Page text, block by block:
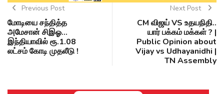
Previous Post
மோடியை சந்தித்த
அமேசான் சிஇஓ...
இந்தியாவில் ரூ.1.08
லட்சம் கோடி முதலீடு !
Next Post
CM விஜய் VS உதயநிதி..
யார் பக்கம் மக்கள் ? |
Public Opinion about
Vijay vs Udhayanidhi |
TN Assembly